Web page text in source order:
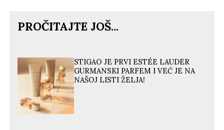
PROČITAJTE JOŠ...
STIGAO JE PRVI ESTÉE LAUDER
GURMANSKI PARFEM I VEĆ JE NA
NAŠOJ LISTI ŽELJA!